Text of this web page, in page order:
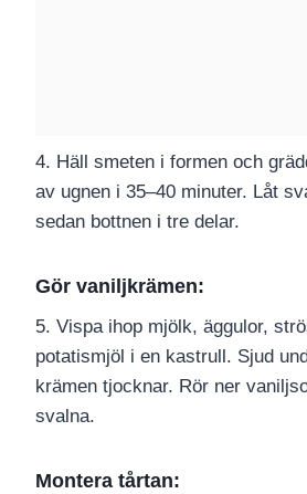
4. Häll smeten i formen och
av ugnen i 35–40 minuter. Låt
sedan bottnen i tre delar.
Gör vaniljkrämen:
5. Vispa ihop mjölk, äggulor,
potatismjöl i en kastrull. Sjud
krämen tjocknar. Rör ner
svalna.
Montera tårtan: